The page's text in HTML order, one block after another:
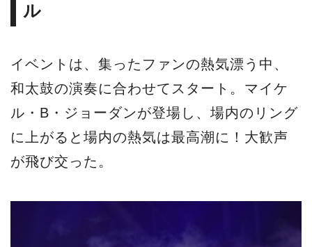
ル
イベントは、集ったファンの熱気漂う中、
和太鼓の演奏に合わせてスタート。マイケ
ル・B・ジョーダンが登場し、場内のリング
に上がると場内の熱気は最高潮に！大歓声
が飛び交った。